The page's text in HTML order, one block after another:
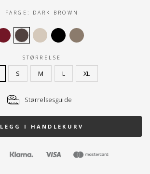
FARGE: DARK BROWN
STØRRELSE
S M L XL
Størrelsesguide
LEGG I HANDLEKURV